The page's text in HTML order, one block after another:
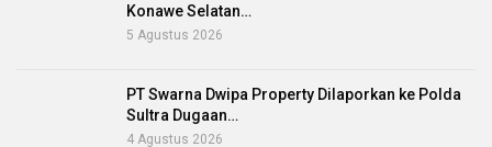
Konawe Selatan…
5 Agustus 2026
PT Swarna Dwipa Property Dilaporkan ke Polda
Sultra Dugaan…
4 Agustus 2026